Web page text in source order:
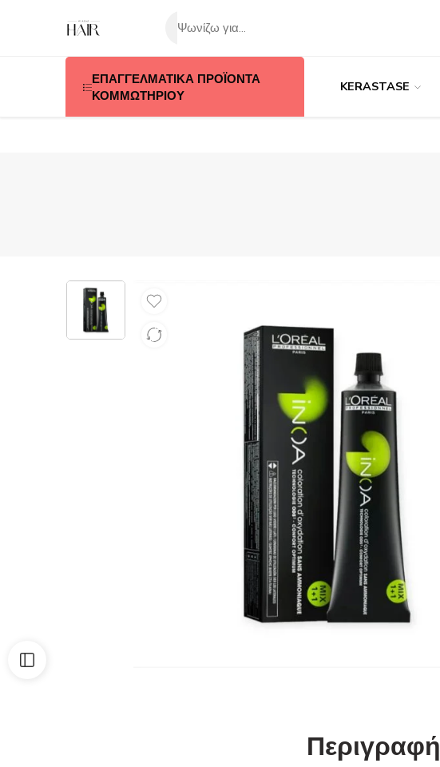
ΕΠΑΓΓΕΛΜΑΤΙΚΑ ΠΡΟΪΟΝΤΑ
ΚΟΜΜΩΤΗΡΙΟΥ
KERASTASE
Περιγραφή